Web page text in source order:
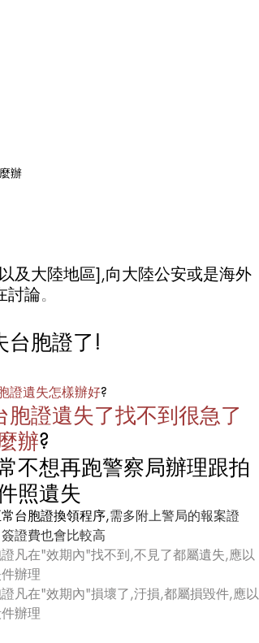
辦
及大陸地區],向大陸公安或是海外
討論。
台胞證了!
證遺失怎樣辦好?
胞證遺失了找不到很急了
辦?
不想再跑警察局辦理跟拍
照遺失
台胞證換領程序,需多附上警局的報案證
證費也會比較高
凡在"效期內"找不到,不見了都屬遺失,應以
辦理
凡在"效期內"損壞了,汙損,都屬損毀件,應以
辦理